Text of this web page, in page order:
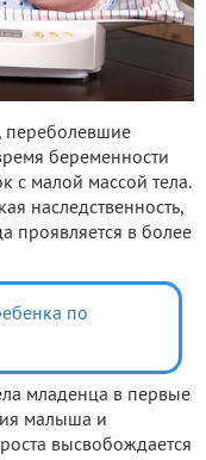
переболевшие
беременности
с малой массой тела.
наследственность,
проявляется в более
по
младенца в первые
малыша и
высвобождается